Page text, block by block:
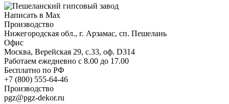
Написать в Max
Производство
Нижегородская обл., г. Арзамас, сп. Пешелань
Офис
Москва, Верейская 29, с.33, оф. D314
Работаем ежедневно с 8.00 до 17.00
Бесплатно по РФ
+7 (800) 555-64-46
Производство
pgz@pgz-dekor.ru